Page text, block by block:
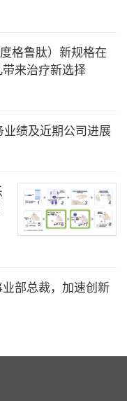
格鲁肽）新规格在
来治疗新选择
绩及近期公司进展
部总裁，加速创新